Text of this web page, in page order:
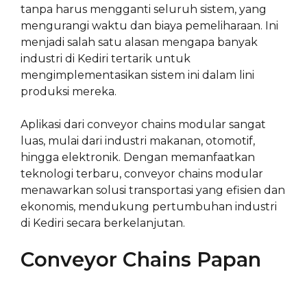
tanpa harus mengganti seluruh sistem, yang
mengurangi waktu dan biaya pemeliharaan. Ini
menjadi salah satu alasan mengapa banyak
industri di Kediri tertarik untuk
mengimplementasikan sistem ini dalam lini
produksi mereka.
Aplikasi dari conveyor chains modular sangat
luas, mulai dari industri makanan, otomotif,
hingga elektronik. Dengan memanfaatkan
teknologi terbaru, conveyor chains modular
menawarkan solusi transportasi yang efisien dan
ekonomis, mendukung pertumbuhan industri
di Kediri secara berkelanjutan.
Conveyor Chains Papan